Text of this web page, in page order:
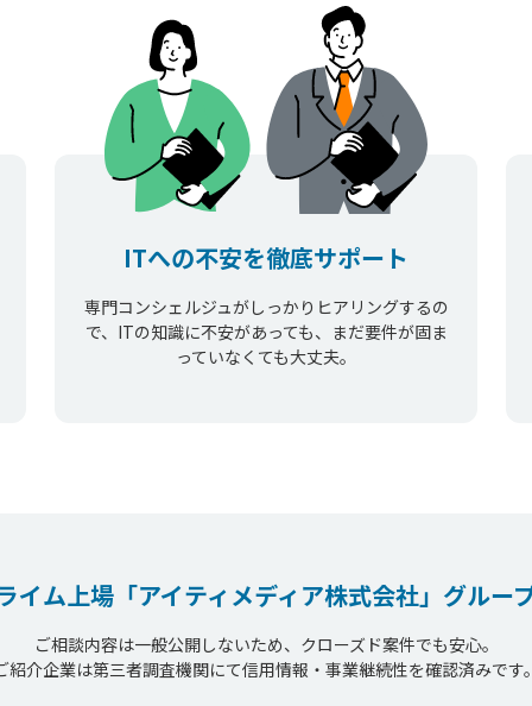
ITへの不安を徹底サポート
専門コンシェルジュがしっかりヒアリングするの
で、ITの知識に不安があっても、まだ要件が固ま
っていなくても大丈夫。
イム上場 「アイティメディア株式会社」 グルー
ご相談内容は一般公開しないため、クローズド案件でも安心。
紹介企業は第三者調査機関にて信用情報・事業継続性を確認済みです。